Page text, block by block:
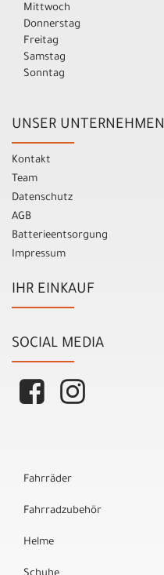
Mittwoch
Donnerstag
Freitag
Samstag
Sonntag
UNSER UNTERNEHMEN
Kontakt
Team
Datenschutz
AGB
Batterieentsorgung
Impressum
IHR EINKAUF
SOCIAL MEDIA
Fahrräder
Fahrradzubehör
Helme